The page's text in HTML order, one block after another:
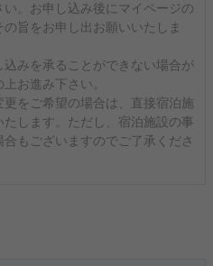
。お申し込み後にマイページの
旨をお申し出お願いいたしま
込みを承ることができない場合が
お進み下さい。
更をご希望の場合は、直接宿泊施
します。ただし、宿泊施設の事
もございますのでご了承くださ